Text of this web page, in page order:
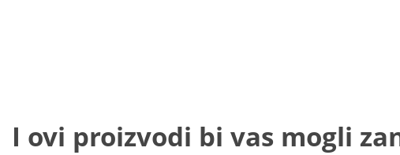
I ovi proizvodi bi vas mogli